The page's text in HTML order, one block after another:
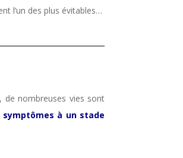
l’un des plus évitables…
de nombreuses vies sont
à un stade